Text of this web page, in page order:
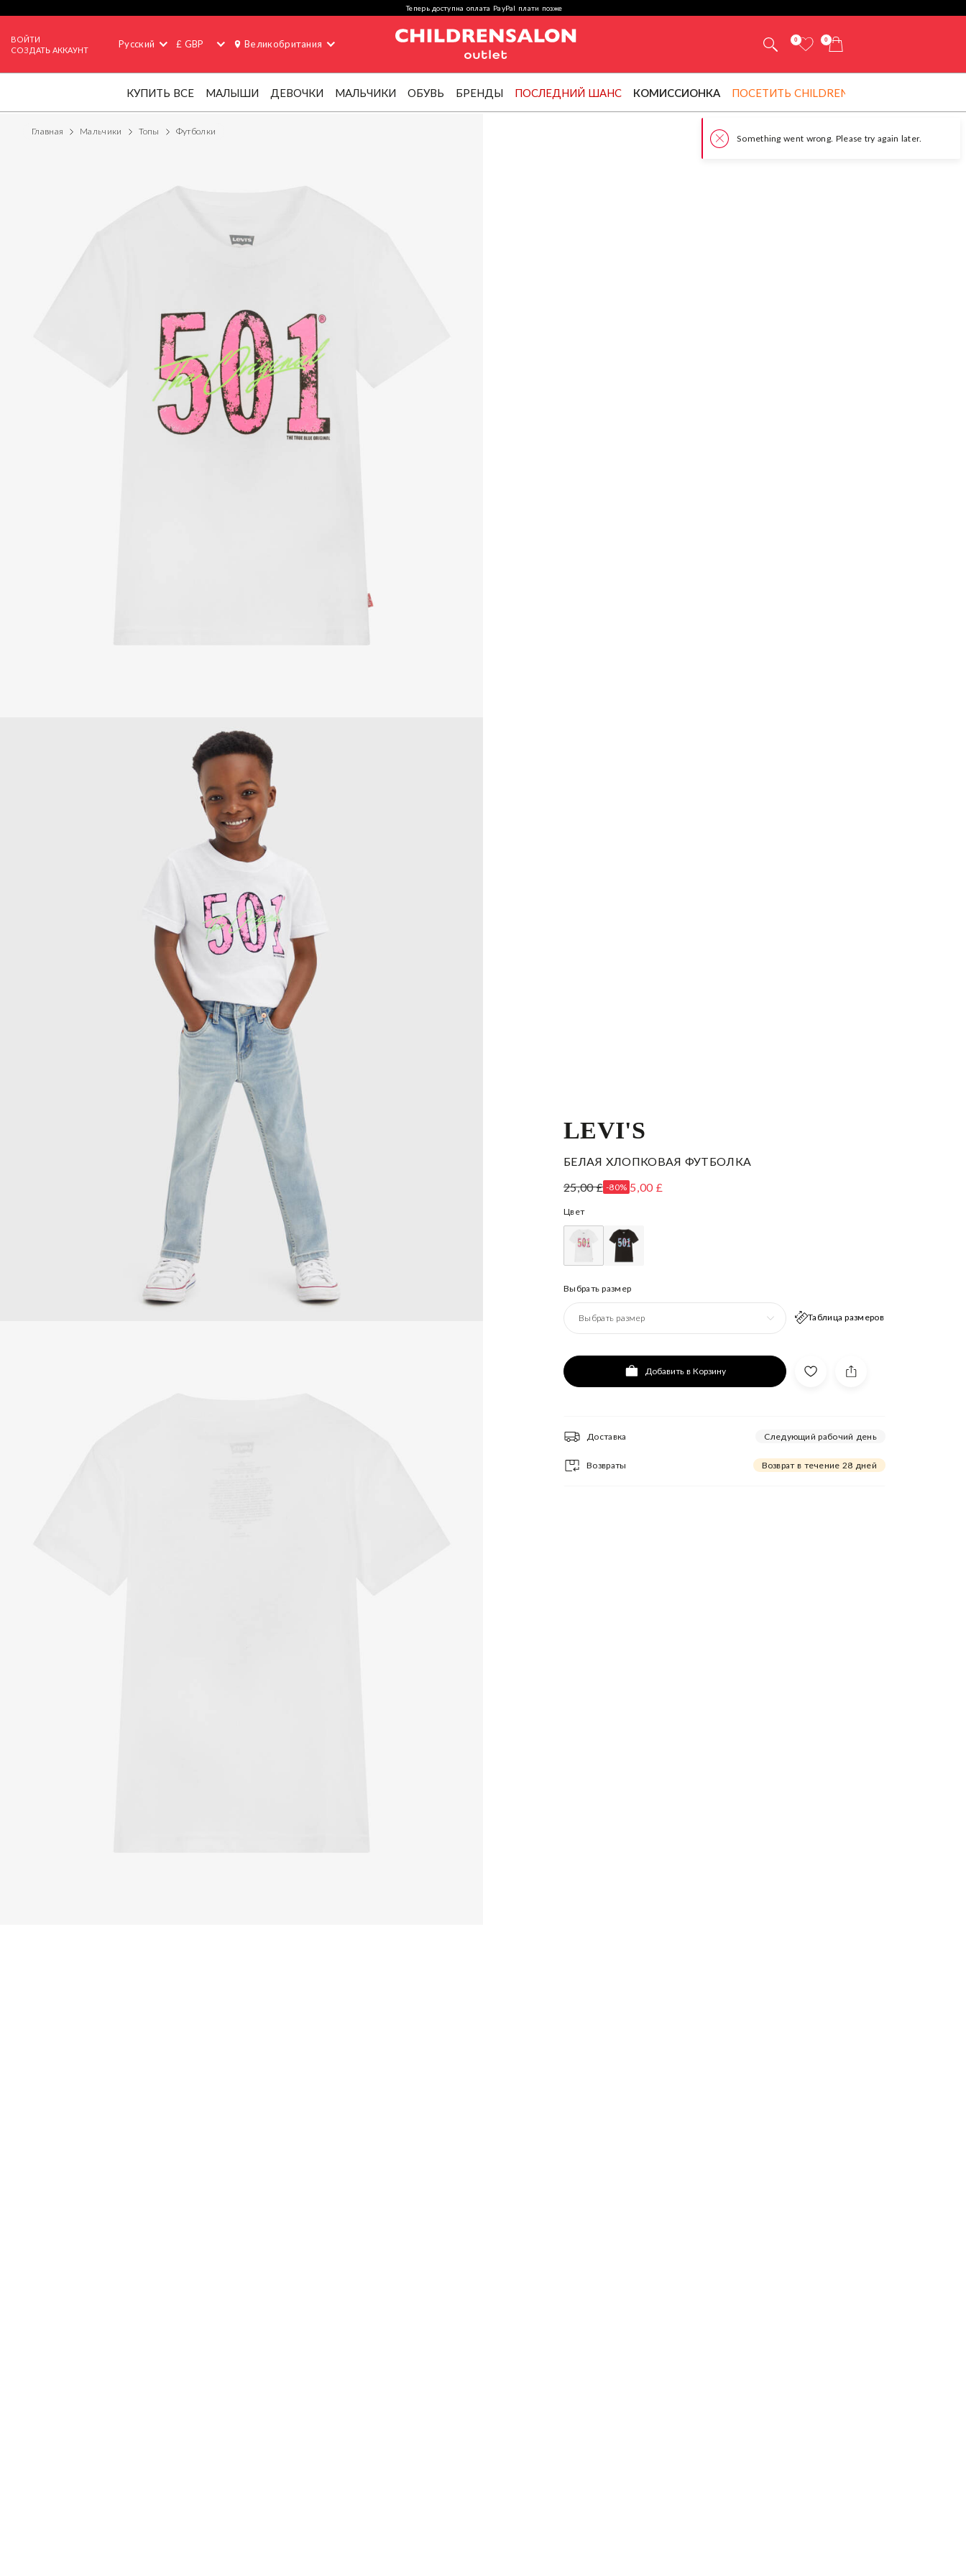
Теперь доступна оплата PayPal плати позже
ВОЙТИ
СОЗДАТЬ АККАУНТ
Русский £ GBP Великобритания 0 0
КУПИТЬ ВСЕ МАЛЫШИ ДЕВОЧКИ МАЛЬЧИКИ ОБУВЬ БРЕНДЫ ПОСЛЕДНИЙ ШАНС КОМИССИОНКА ПОСЕТИТЬ CHILDRENSALON
Главная Мальчики Топы Футболки
LEVI'S
БЕЛАЯ ХЛОПКОВАЯ ФУТБОЛКА
25,00 £ -80% 5,00 £
Цвет
Выбрать размер
Таблица размеров
Выбрать размер
Добавить в Корзину
Доставка Следующий рабочий день
Возвраты Возврат в течение 28 дней